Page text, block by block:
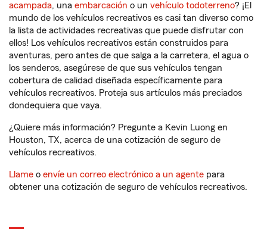
acampada, una embarcación o un vehículo todoterreno? ¡El
mundo de los vehículos recreativos es casi tan diverso como
la lista de actividades recreativas que puede disfrutar con
ellos! Los vehículos recreativos están construidos para
aventuras, pero antes de que salga a la carretera, el agua o
los senderos, asegúrese de que sus vehículos tengan
cobertura de calidad diseñada específicamente para
vehículos recreativos. Proteja sus artículos más preciados
dondequiera que vaya.
¿Quiere más información? Pregunte a Kevin Luong en
Houston, TX, acerca de una cotización de seguro de
vehículos recreativos.
Llame o envíe un correo electrónico a un agente para
obtener una cotización de seguro de vehículos recreativos.